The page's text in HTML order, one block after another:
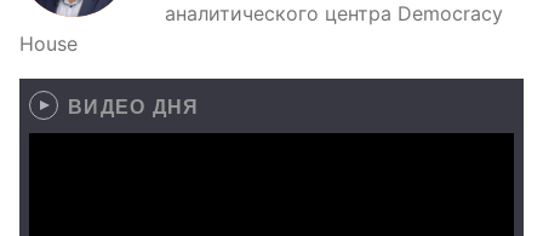
аналитического центра Democracy
House
ВИДЕО ДНЯ